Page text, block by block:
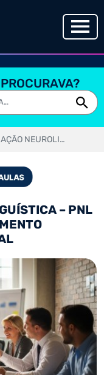
AO DESENVOLVIMENTO HUMANO E ORGANIZACIONAL
– PNL